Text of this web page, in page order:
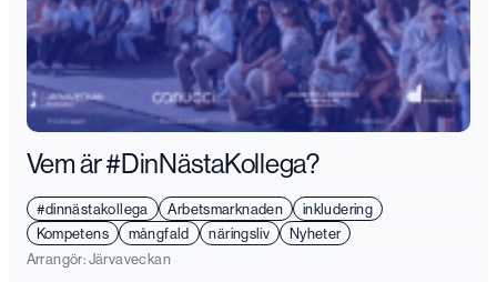
Vem är #DinNästaKollega?
#dinnästakollega Arbetsmarknaden
inkludering
Kompetens
mångfald näringsliv
Nyheter
Arrangör: Järvaveckan